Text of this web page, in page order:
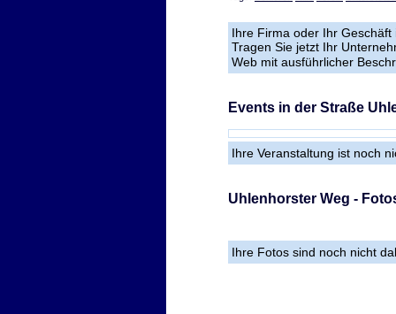
Ihre Firma oder Ihr
Tragen Sie jetzt Ihr
Web mit ausführlicher
Events in der Straße
Ihre Veranstaltung ist noch
Uhlenhorster Weg -
Ihre Fotos sind noch nicht